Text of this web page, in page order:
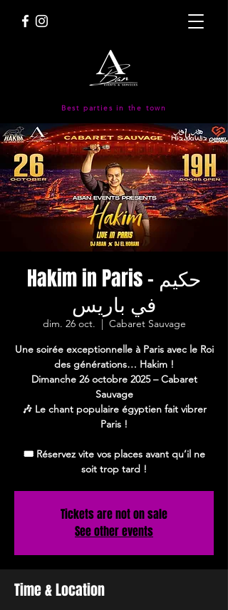
Best parties in the town
Hakim in Paris - حكيم
في باريس
dim. 26 oct.
  |
Cabaret Sauvage
Une soirée exceptionnelle à Paris avec le Roi
des générations… Hakim !
Dimanche 26 octobre 2025 – Cabaret
Sauvage
🎶 Le chant populaire égyptien fait vibrer
Paris !
🎟️ Réservez vite vos places avant qu’il ne
soit trop tard !
Tickets are not on sale
See other events
Time & Location